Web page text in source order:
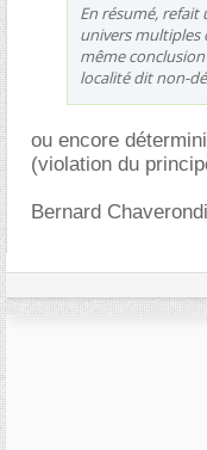
En résumé, refait
univers
même
localité dit non-
ou encore
(violation du
Bernard